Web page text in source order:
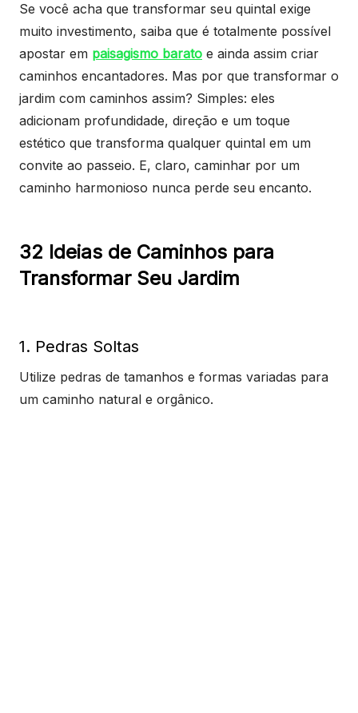
Se você acha que transformar seu quintal exige
muito investimento, saiba que é totalmente possível
apostar em paisagismo barato e ainda assim criar
caminhos encantadores. Mas por que transformar o
jardim com caminhos assim? Simples: eles
adicionam profundidade, direção e um toque
estético que transforma qualquer quintal em um
convite ao passeio. E, claro, caminhar por um
caminho harmonioso nunca perde seu encanto.
32 Ideias de Caminhos para
Transformar Seu Jardim
1. Pedras Soltas
Utilize pedras de tamanhos e formas variadas para
um caminho natural e orgânico.